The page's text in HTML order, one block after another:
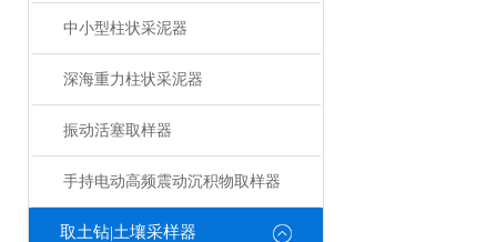
中小型柱状采泥器
深海重力柱状采泥器
振动活塞取样器
手持电动高频震动沉积物取样器
取土钻|土壤采样器